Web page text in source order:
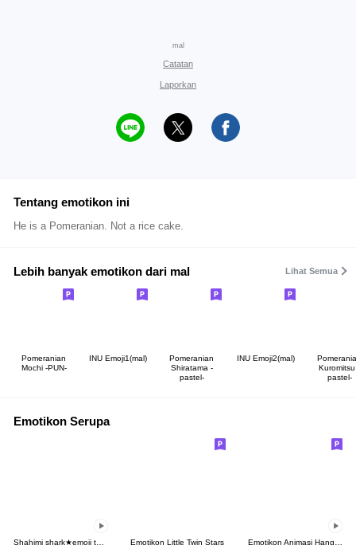
mal
Catatan
Laporkan
Tentang emotikon ini
He is a Pomeranian. Not a rice cake.
Lebih banyak emotikon dari mal Lihat Semua
Pomeranian
Mochi -PUN-
INU Emoji1(mal)
Pomeranian
Shiratama -
pastel-
INU Emoji2(mal)
pastel-
Emotikon Serupa
Emotikon Little Twin Stars